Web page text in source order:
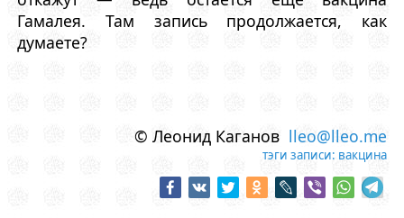
Гамалея. Там запись продолжается, как
думаете?
© Леонид Каганов lleo@lleo.me
тэги записи: вакцина